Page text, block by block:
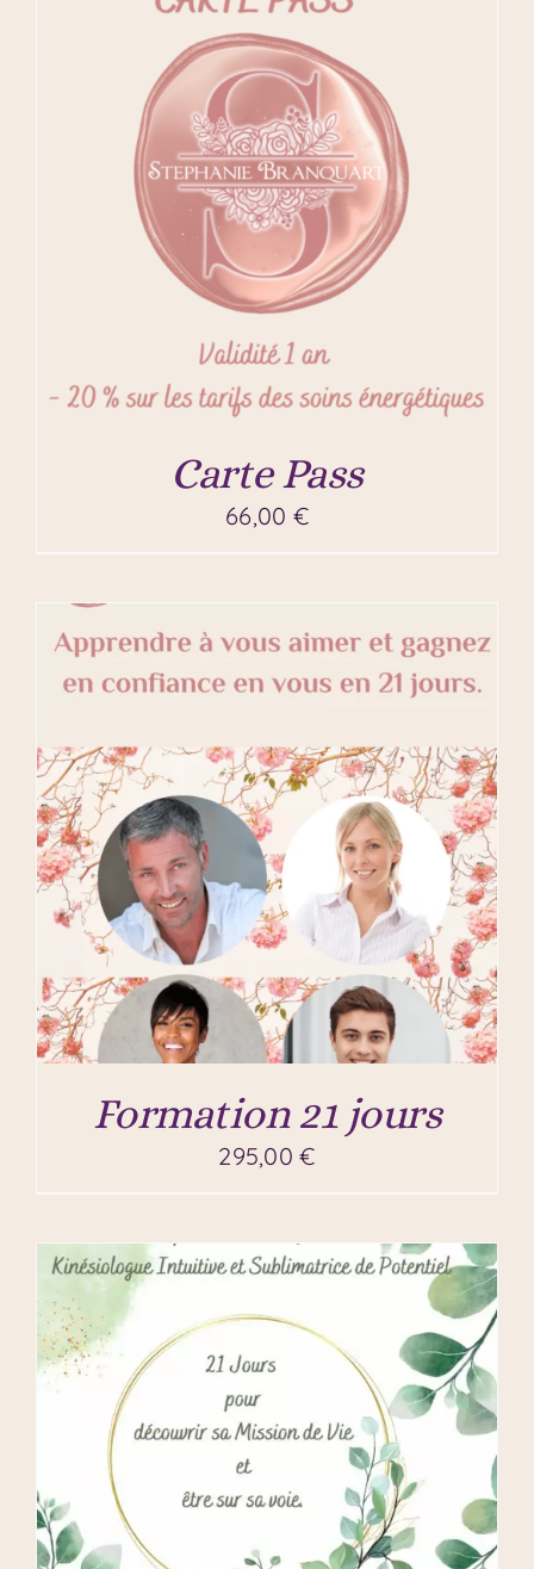
Carte Pass
66,00 €
Formation 21 jours
295,00€